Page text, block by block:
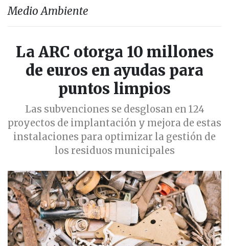
Medio Ambiente
La ARC otorga 10 millones
de euros en ayudas para
puntos limpios
Las subvenciones se desglosan en 124
proyectos de implantación y mejora de estas
instalaciones para optimizar la gestión de
los residuos municipales